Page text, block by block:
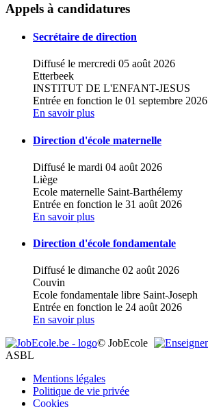
Appels à candidatures
Secrétaire de direction
Diffusé le mercredi 05 août 2026
Etterbeek
INSTITUT DE L'ENFANT-JESUS
Entrée en fonction le 01 septembre 2026
En savoir plus
Direction d'école maternelle
Diffusé le mardi 04 août 2026
Liège
Ecole maternelle Saint-Barthélemy
Entrée en fonction le 31 août 2026
En savoir plus
Direction d'école fondamentale
Diffusé le dimanche 02 août 2026
Couvin
Ecole fondamentale libre Saint-Joseph
Entrée en fonction le 24 août 2026
En savoir plus
© JobEcole
ASBL
Mentions légales
Politique de vie privée
Cookies